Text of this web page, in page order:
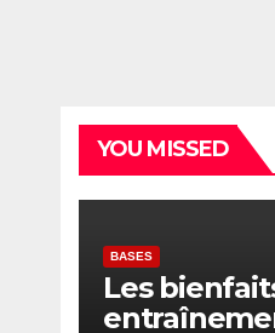
YOU MISSED
BASES
Les